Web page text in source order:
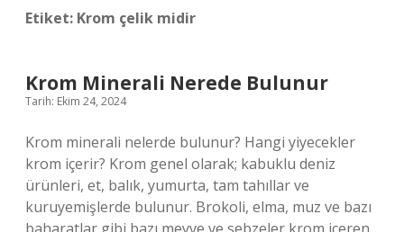
Etiket: Krom çelik midir
Krom Minerali Nerede Bulunur
Tarih: Ekim 24, 2024
Krom minerali nelerde bulunur? Hangi yiyecekler
krom içerir? Krom genel olarak; kabuklu deniz
ürünleri, et, balık, yumurta, tam tahıllar ve
kuruyemişlerde bulunur. Brokoli, elma, muz ve bazı